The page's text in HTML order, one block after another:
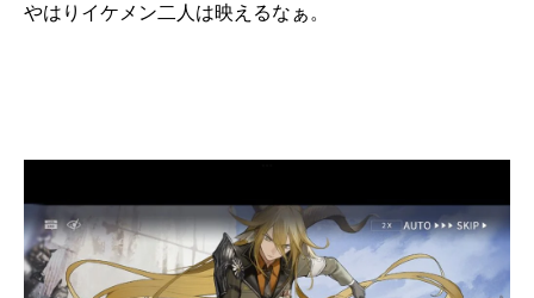
やはりイケメン二人は映えるなぁ。